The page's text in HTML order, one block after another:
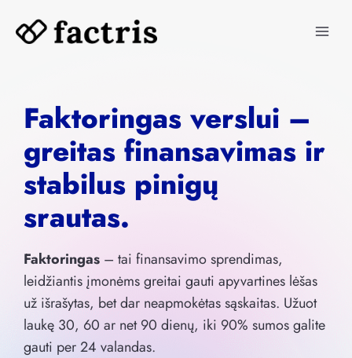
Faktoringas verslui –
greitas finansavimas ir
stabilus pinigų
srautas.
Faktoringas – tai finansavimo sprendimas,
leidžiantis įmonėms greitai gauti apyvartines lėšas
už išrašytas, bet dar neapmokėtas sąskaitas. Užuot
laukę 30, 60 ar net 90 dienų, iki 90% sumos galite
gauti per 24 valandas.